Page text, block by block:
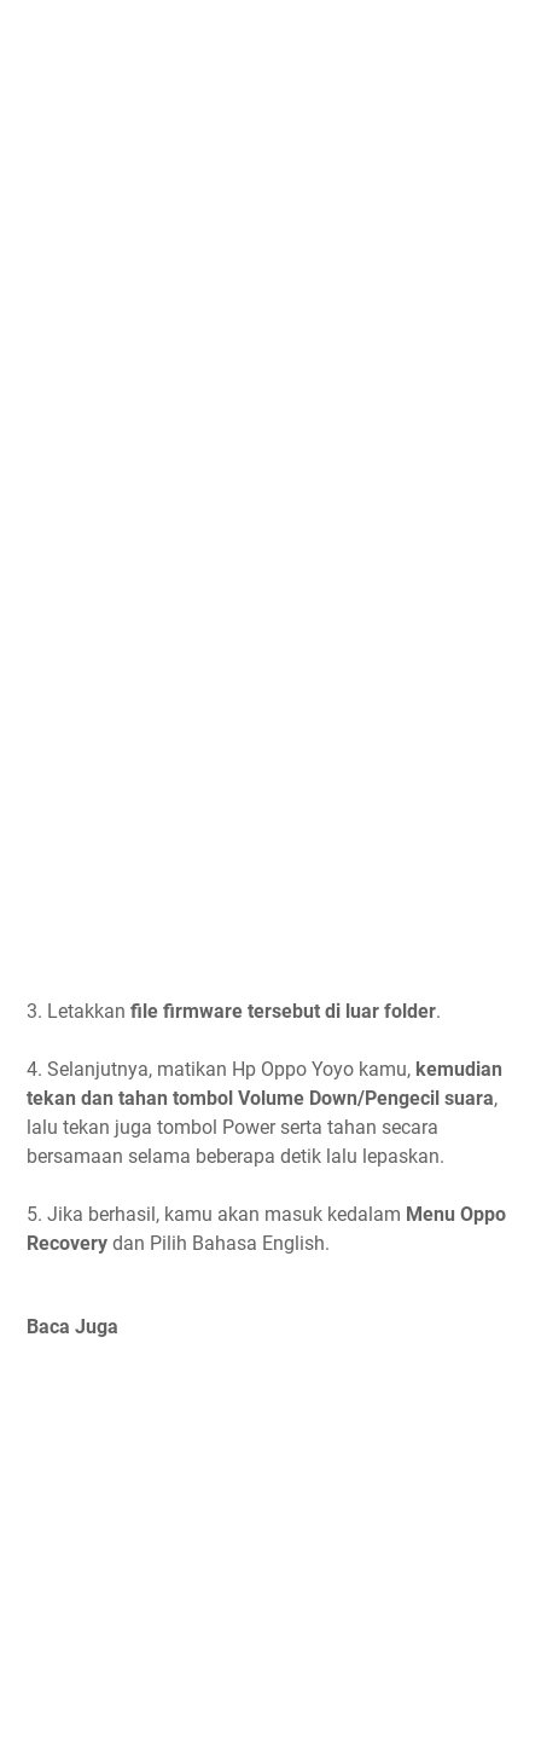
3. Letakkan file firmware tersebut di luar folder.
4. Selanjutnya, matikan Hp Oppo Yoyo kamu, kemudian
tekan dan tahan tombol Volume Down/Pengecil suara,
lalu tekan juga tombol Power serta tahan secara
bersamaan selama beberapa detik lalu lepaskan.
5. Jika berhasil, kamu akan masuk kedalam Menu Oppo
Recovery dan Pilih Bahasa English.
Baca Juga